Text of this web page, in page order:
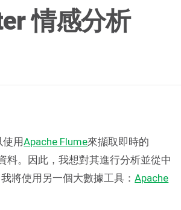
情感分析
使用Apache Flume來擷取即時的
。因此，我想對其進行分析並從中
將使用另一個大數據工具：Apache